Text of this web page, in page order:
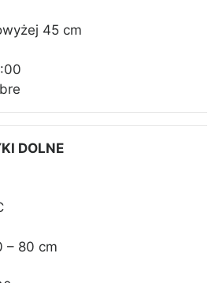
45 cm
DOLNE
– 80 cm